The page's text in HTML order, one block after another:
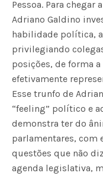
Pessoa. Para chegar
Adriano Galdino
habilidade política,
privilegiando
posições, de forma
efetivamente
Esse trunfo de
“feeling” político e
demonstra ter do
parlamentares, com
questões que não
agenda legislativa,